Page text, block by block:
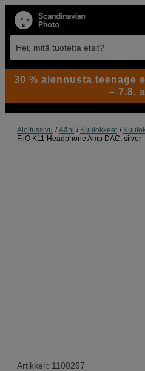
Hei, mitä tuotetta etsit?
Aloitussivu Ääni Kuulokkeet
FiiO K11 Headphone Amp DAC, silver
Artikkeli: 1100267
30 % alennusta teenage
– 7.8.